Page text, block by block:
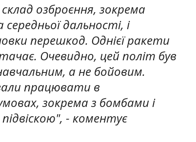
озброєння, зокрема
дальності, і
перешкод. Однієї ракети
Очевидно, цей політ був
а не бойовим.
працювати в
зокрема з бомбами і
- коментує